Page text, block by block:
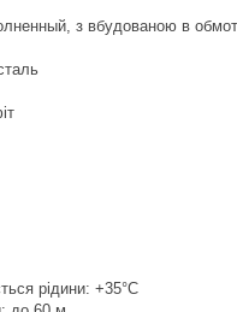
з вбудованою в
рідини: +35°C